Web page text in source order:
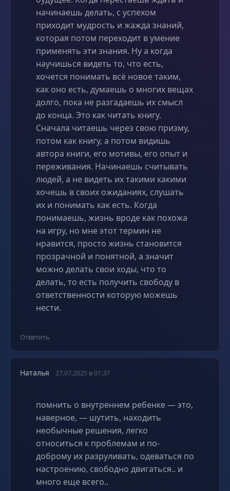
начинаешь делать, с успехом
приходит мудрость и жажда знаний,
которая потом переходит в умение
применять эти знания. Ну а когда
научишься видеть то, что есть,
хочется понимать всё новое таким,
как оно есть, думаешь о многих вещах
долго, пока не разгадаешь их смысл
до конца. Это как читать книгу.
Сначала читаешь через свою призму,
потом как книгу, а потом видишь
автора книги, его мотивы, его опыт и
переживания. Начинаешь считывать
людей, а не видеть их такими какими
хочешь в своих ожиданиях, слушать
их и понимать как есть. Когда
понимаешь, жизнь вроде как похожа
на игру, но мне этот термин не
нравится, просто жизнь становится
прозрачной и понятной, а значит
можно делать свои ходы, что то
делать, то есть получить свободу в
ответственности которую можешь
нести.
Ответить
Наталья 27.07.2025 в 01:37
помнить о внутреннем ребенке — это,
наверное, — шутить, находить
необычные решения, легко
относиться к проблемам и по-
доброму их разруливать, одеваться по
настроению, свободно двигаться.. и
много еще всего..